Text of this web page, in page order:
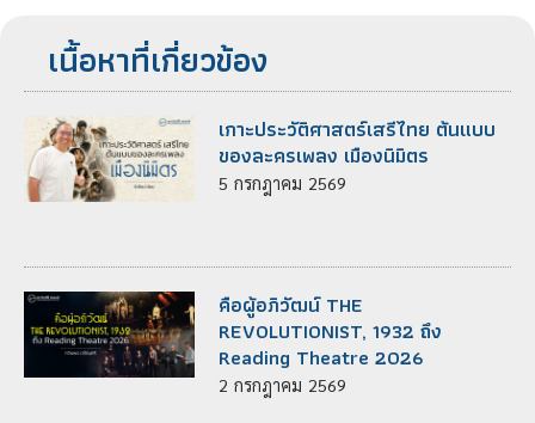
เนื้อหาที่เกี่ยวข้อง
เกาะประวัติศาสตร์เสรีไทย ต้นแบบ
ของละครเพลง เมืองนิมิตร
5 กรกฎาคม 2569
คือผู้อภิวัฒน์ THE
REVOLUTIONIST, 1932 ถึง
Reading Theatre 2026
2 กรกฎาคม 2569